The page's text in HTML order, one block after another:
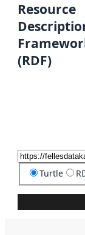
Resource
(RDF)
Turtle